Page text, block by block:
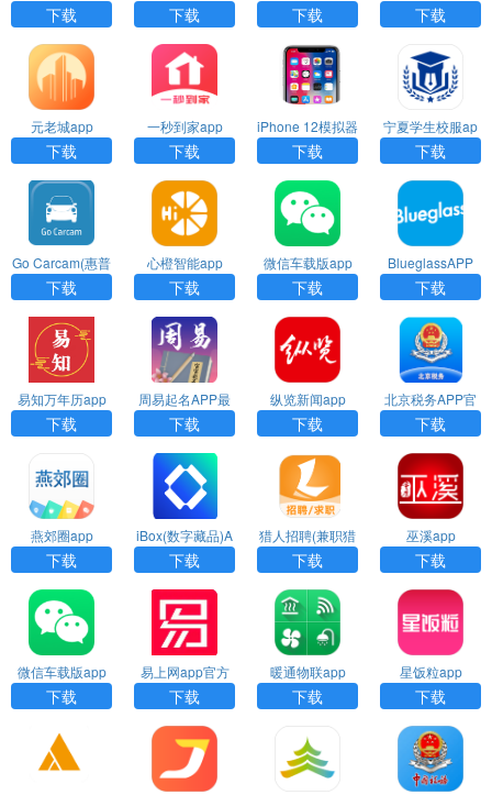
居app
下载 下载 下载
p
下载
元老城app
下载
一秒到家app
下载
iPhone 12模拟器
APP
下载
宁夏学生校服ap
p
下载
Go Carcam(惠普
行车记录仪)APP
下载
心橙智能app
下载
微信车载版app
下载
下载
BlueglassAPP
下载
易知万年历app
下载
周易起名APP最
新版
下载
纵览新闻app
下载
北京税务APP官
方版
下载
燕郊圈app
下载
iBox(数字藏品)A
PP
下载
猎人招聘(兼职猎
人)APP
下载
巫溪app
下载
微信车载版app
下载
下载
易上网app官方
免费下载安装
下载
暖通物联app
下载
星饭粒app
下载